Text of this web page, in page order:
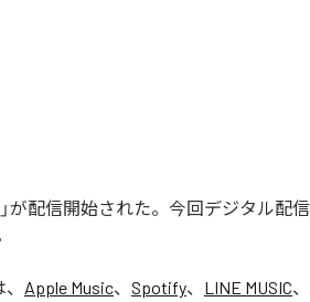
」が配信開始された。今回デジタル配
Apple Music、 Spotify、 LINE MUSIC、